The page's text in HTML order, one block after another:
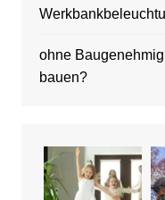
ohne
bauen?